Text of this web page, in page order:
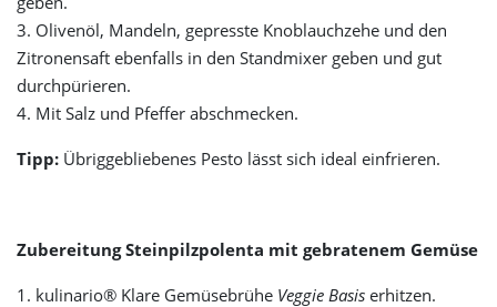
3. Olivenöl, Mandeln, gepresste Knoblauchzehe und den
Zitronensaft ebenfalls in den Standmixer geben und gut
durchpürieren.
4. Mit Salz und Pfeffer abschmecken.
Tipp: Übriggebliebenes Pesto lässt sich ideal einfrieren.
Zubereitung Steinpilzpolenta mit gebratenem Gemüse
1. kulinario® Klare Gemüsebrühe Veggie Basis erhitzen.